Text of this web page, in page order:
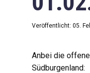
Veröffentlicht: 05.
Anbei die
Südburgenland: